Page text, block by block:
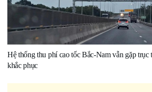
Hệ thống thu phí cao tốc Bắc-Nam vẫn gặp trục
khắc phục